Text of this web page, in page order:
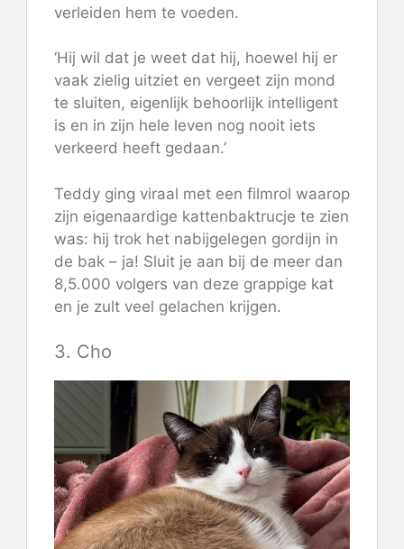
verleiden hem te voeden.
‘Hij wil dat je weet dat hij, hoewel hij er
vaak zielig uitziet en vergeet zijn mond
te sluiten, eigenlijk behoorlijk intelligent
is en in zijn hele leven nog nooit iets
verkeerd heeft gedaan.’
Teddy ging viraal met een filmrol waarop
zijn eigenaardige kattenbaktrucje te zien
was: hij trok het nabijgelegen gordijn in
de bak – ja! Sluit je aan bij de meer dan
8,5.000 volgers van deze grappige kat
en je zult veel gelachen krijgen.
3. Cho